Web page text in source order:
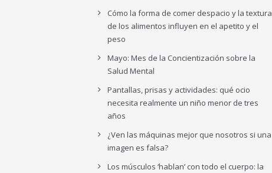
Cómo la forma de comer despacio y la textura
de los alimentos influyen en el apetito y el
peso
Mayo: Mes de la Concientización sobre la
Salud Mental
Pantallas, prisas y actividades: qué ocio
necesita realmente un niño menor de tres
años
¿Ven las máquinas mejor que nosotros si una
imagen es falsa?
Los músculos ‘hablan’ con todo el cuerpo: la